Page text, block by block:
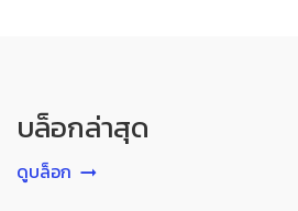
บล็อกล่าสุด
ดูบล็อก